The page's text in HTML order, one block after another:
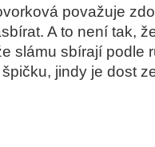
považuje
A to není tak,
slámu sbírají podle
jindy je dost